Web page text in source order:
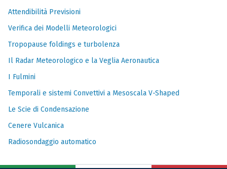
Attendibilità Previsioni
Verifica dei Modelli Meteorologici
Tropopause foldings e turbolenza
Il Radar Meteorologico e la Veglia Aeronautica
I Fulmini
Temporali e sistemi Convettivi a Mesoscala V-Shaped
Le Scie di Condensazione
Cenere Vulcanica
Radiosondaggio automatico